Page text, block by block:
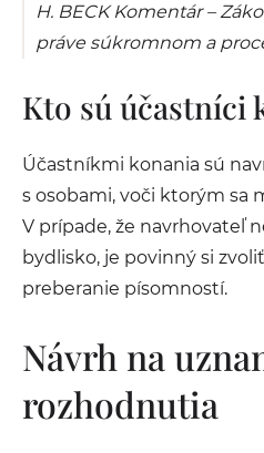
H. BECK Komentár –
práve súkromnom a
Kto sú účastníci
Účastníkmi konania sú
s osobami, voči ktorým sa
V prípade, že navrhovateľ
bydlisko, je povinný si
preberanie písomností.
Návrh na
rozhodnutia